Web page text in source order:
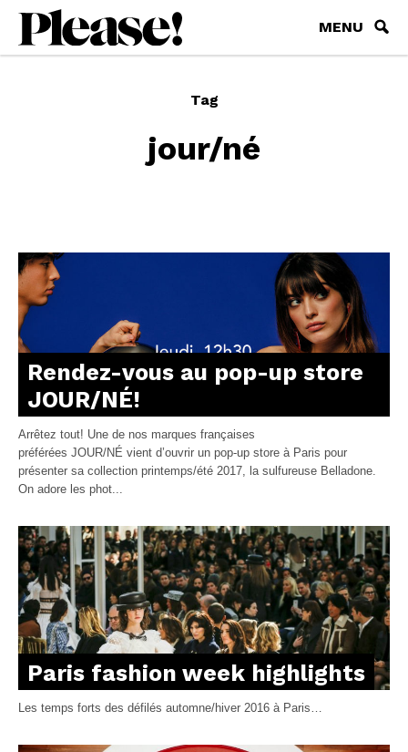
MENU
Tag
jour/né
Rendez-vous au pop-up store
JOUR/NÉ!
Arrêtez tout! Une de nos marques françaises
préférées JOUR/NÉ vient d’ouvrir un pop-up store à Paris pour
présenter sa collection printemps/été 2017, la sulfureuse Belladone.
On adore les phot...
Paris fashion week highlights
Les temps forts des défilés automne/hiver 2016 à Paris…